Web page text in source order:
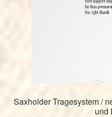
Saxholder Tragesystem /
und